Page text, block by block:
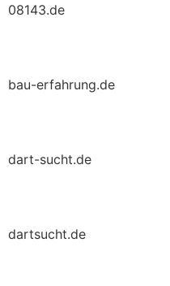
08143.de
bau-erfahrung.de
dart-sucht.de
dartsucht.de